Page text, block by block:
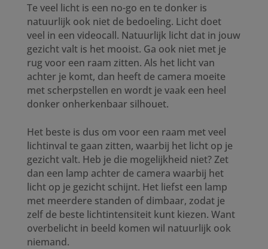
Te veel licht is een no-go en te donker is
natuurlijk ook niet de bedoeling. Licht doet
veel in een videocall. Natuurlijk licht dat in jouw
gezicht valt is het mooist. Ga ook niet met je
rug voor een raam zitten. Als het licht van
achter je komt, dan heeft de camera moeite
met scherpstellen en wordt je vaak een heel
donker onherkenbaar silhouet.
Het beste is dus om voor een raam met veel
lichtinval te gaan zitten, waarbij het licht op je
gezicht valt. Heb je die mogelijkheid niet? Zet
dan een lamp achter de camera waarbij het
licht op je gezicht schijnt. Het liefst een lamp
met meerdere standen of dimbaar, zodat je
zelf de beste lichtintensiteit kunt kiezen. Want
overbelicht in beeld komen wil natuurlijk ook
niemand.